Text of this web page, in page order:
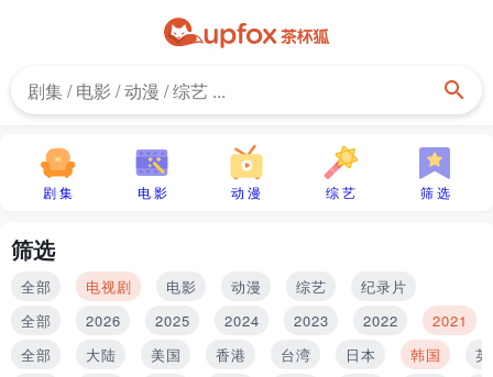
剧 集 电 影 动 漫 综 艺 筛 选
筛选
全部 电视剧 电影 动漫 综艺
纪录片
全部
2026 2025 2024 2023 2022
2021
全部
大陆 美国 香港 台湾 日本 韩国